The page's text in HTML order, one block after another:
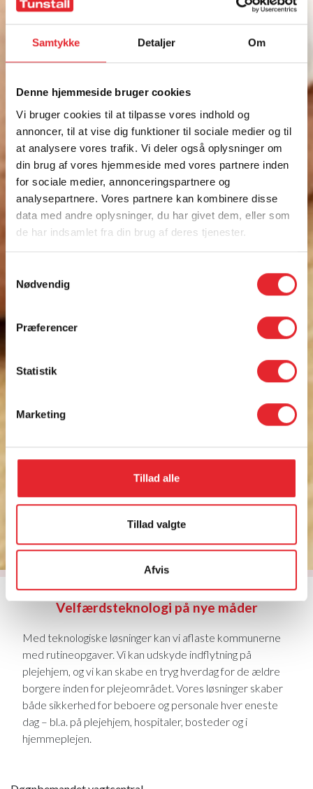
Samtykke Detaljer Om
Denne hjemmeside bruger cookies
Vi bruger cookies til at tilpasse vores indhold og
annoncer, til at vise dig funktioner til sociale medier og til
at analysere vores trafik. Vi deler også oplysninger om
din brug af vores hjemmeside med vores partnere inden
for sociale medier, annonceringspartnere og
analysepartnere. Vores partnere kan kombinere disse
data med andre oplysninger, du har givet dem, eller som
de har indsamlet fra din brug af deres tjenester.
Nødvendig
Præferencer
Statistik
Marketing
Tillad alle
Tillad valgte
Afvis
Velfærdsteknologi på nye måder
Med teknologiske løsninger kan vi aflaste kommunerne
med rutineopgaver. Vi kan udskyde indflytning på
plejehjem, og vi kan skabe en tryg hverdag for de ældre
borgere inden for plejeområdet. Vores løsninger skaber
både sikkerhed for beboere og personale hver eneste
dag – bl.a. på plejehjem, hospitaler, bosteder og i
hjemmeplejen.